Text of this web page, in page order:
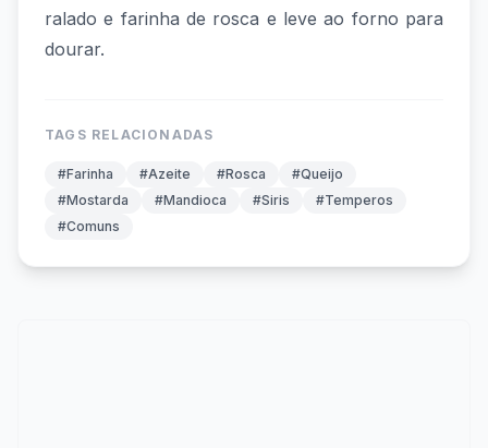
ralado e farinha de rosca e leve ao forno para
dourar.
TAGS RELACIONADAS
#Farinha #Azeite #Rosca
#Queijo
#Mostarda
#Mandioca #Siris
#Temperos
#Comuns